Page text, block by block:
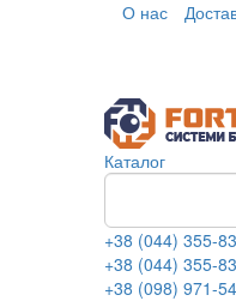
О нас
Каталог
+38 (044) 355-
+38 (044) 355-
+38 (098) 971-